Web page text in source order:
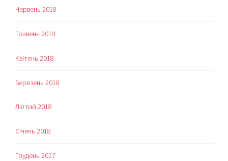
Червень 2018
Травень 2018
Квітень 2018
Березень 2018
Лютий 2018
Січень 2018
Грудень 2017